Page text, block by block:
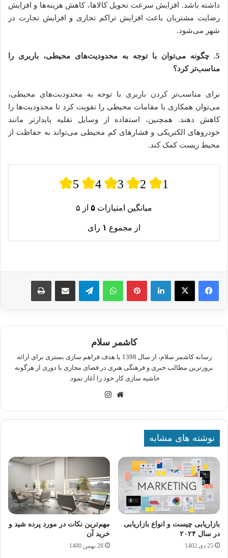
داشته باشد. افزایش سرعت تحویل کالاها، کاهش هزینه‌ها و افزایش
رضایت مشتریان باعث افزایش تراکم تجاری و افزایش تجارت در
شهر می‌شود.
5.
چگونه می‌توان با توجه به محدودیت‌های محیطی، باربری را
مناسب‌تر کرد؟
برای مناسب‌تر کردن باربری با توجه به محدودیت‌های محیطی،
می‌توان همکاری با مقامات محیطی را تقویت کرد تا محدودیت‌ها را
کاهش دهند. همچنین، استفاده از وسایل نقلیه پایدارتر مانند
خودروهای الکتریکی و فشارهای کم محیطی می‌تواند به حفاظت از
محیط زیست کمک کند.
5 4 3 2 1
میانگین امتیازات ۵ از ۵
از مجموع ۱ رای
لینکدین پینترستواتس آپ تلگرام اشتراک گذاری از طریق ایمیل چاپ
کاشمر سلام
رسانه کاشمر سلام، از سال 1398 با هدف فراهم سازی بستری برای ارائه
بروزترین مطالب خبری و فرهنگی هنری در فضای مجازی با دوری از هرگونه
حاشیه سازی کار خود را آغاز نمود.
وبسایت
نوشته های مشابه
بازاریابی چیست و انواع بازاریابی
در سال ۲۰۲۴
25 دی 1402
مهم‌ترین نکات در مورد پرده شید و
خرید آن
28 بهمن 1400